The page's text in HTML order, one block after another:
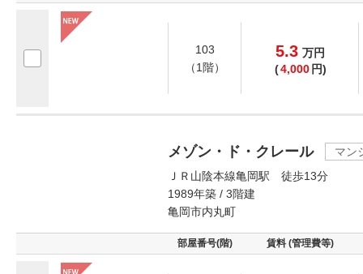
103
（1階）
5.3 万円
(4,000 円)
メゾン・ド・クレール
マン
ＪＲ山陰本線亀岡駅 徒歩13分
1989年築 / 3階建
亀岡市内丸町
部屋番号(階) 賃料 (管理費等)